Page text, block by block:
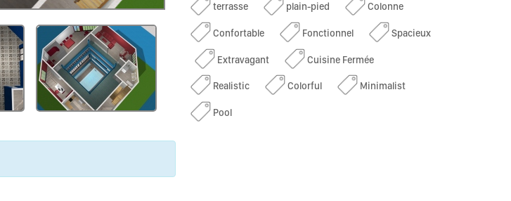
terrasse plain-pied Colonne
Confortable Fonctionnel Spacieux
Extravagant Cuisine Fermée
Realistic Colorful Minimalist
Pool